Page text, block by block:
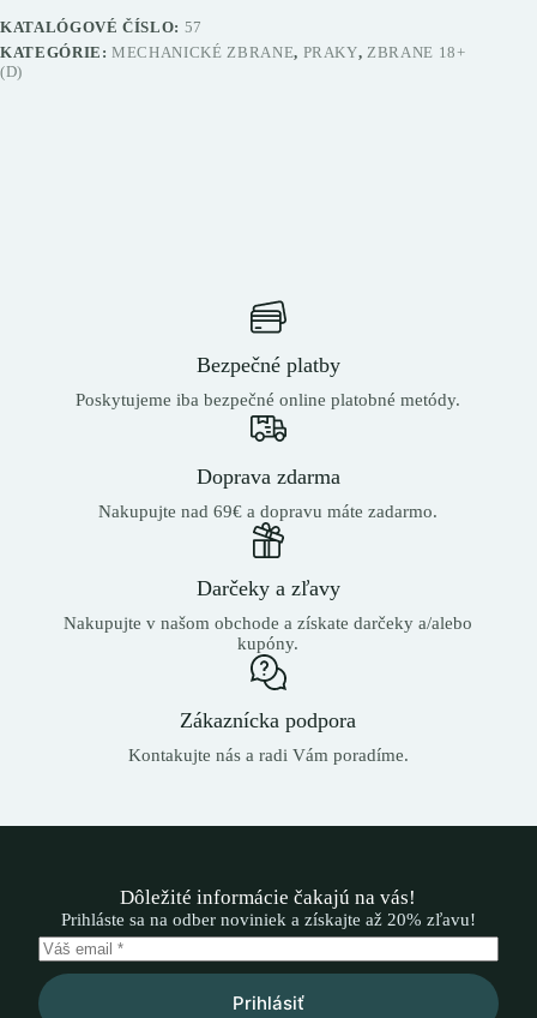
KATALÓGOVÉ ČÍSLO: 57
KATEGÓRIE:MECHANICKÉ ZBRANE, PRAKY,ZBRANE 18+
(D)
Bezpečné platby
Poskytujeme iba bezpečné online platobné metódy.
Doprava zdarma
Nakupujte nad 69€ a dopravu máte zadarmo.
Darčeky a zľavy
Nakupujte v našom obchode a získate darčeky a/alebo
kupóny.
Zákaznícka podpora
Kontakujte nás a radi Vám poradíme.
Dôležité informácie čakajú na vás!
Prihláste sa na odber noviniek a získajte až 20% zľavu!
Prihlásiť